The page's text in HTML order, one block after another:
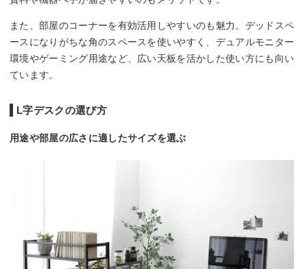
また、部屋のコーナーを有効活用しやすいのも魅力。デッドスペ
ースになりがちな角のスペースを使いやすく、デュアルモニター
環境やゲーミング用途など、広い天板を活かした使い方にも向い
ています。
L字デスクの選び方
用途や部屋の広さに適したサイズを選ぶ